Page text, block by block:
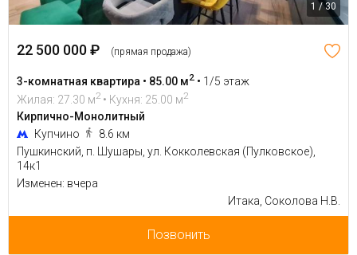
1 / 30
22 500 000 ₽ (прямая продажа)
3-комнатная квартира • 85.00 м2 • 1/5 этаж
Жилая: 27.30 м2 • Кухня: 25.00 м2
Кирпично-Монолитный
Купчино
8.6 км
Пушкинский, п. Шушары, ул. Кокколевская (Пулковское),
14к1
Изменен: вчера
Итака, Соколова Н.В.
Позвонить